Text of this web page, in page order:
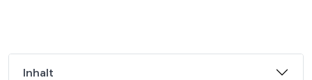
Inhalt